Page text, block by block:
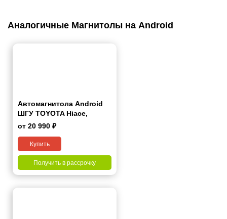
Аналогичные Магнитолы на Android
Автомагнитола Android
ШГУ TOYOTA Hiace,
Granvia 2019+ 9"
от 20 990 ₽
Купить
Получить в рассрочку